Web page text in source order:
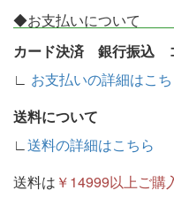
◆お支払いについて
カード決済 銀行振込
∟ お支払いの詳細はこ
送料について
∟送料の詳細はこちら
送料は ￥14999以上ご購